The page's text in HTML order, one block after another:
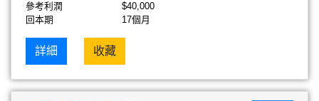
參考利潤
$40,000
回本期
17個月
詳細 收藏